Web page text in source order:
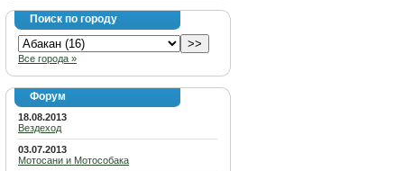
Поиск по городу
Все города »
Форум
18.08.2013
Вездеход
03.07.2013
Мотосани и Мотособака